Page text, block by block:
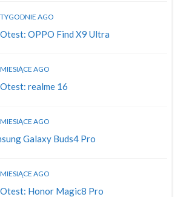
AGO
OPPO Find X9 Ultra
AGO
realme 16
AGO
Galaxy Buds4 Pro
AGO
Honor Magic8 Pro